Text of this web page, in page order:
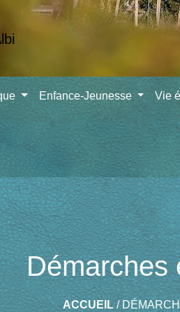
Enfance-Jeunesse Vie
Démarches
ACCUEIL/